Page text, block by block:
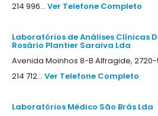
214 996... Ver Telefone Completo
Laboratórios de Análises Clínicas
Rosário Plantier Saraiva Lda
Avenida Moinhos 8-B Alfragide,
214 712... Ver Telefone Completo
Laboratórios Médico São Brás Lda